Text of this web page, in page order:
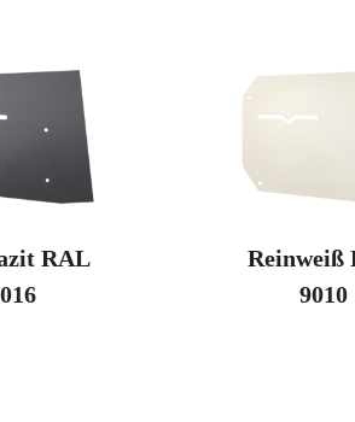
RAL
Reinweiß
9010